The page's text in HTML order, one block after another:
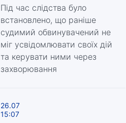
Під час слідства було
встановлено, що раніше
судимий обвинувачений не
міг усвідомлювати своїх дій
та керувати ними через
захворювання
26.07
15:07